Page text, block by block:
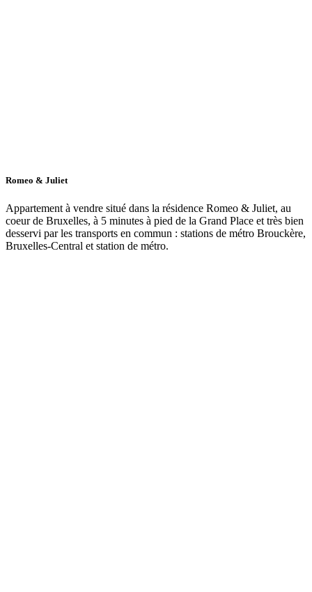
Romeo & Juliet
Appartement à vendre situé dans la résidence Romeo & Juliet, au
coeur de Bruxelles, à 5 minutes à pied de la Grand Place et très bien
desservi par les transports en commun : stations de métro Brouckère,
Bruxelles-Central et station de métro.